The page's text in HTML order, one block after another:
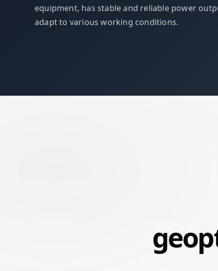
equipment, has stable and reliable power
adapt to various working conditions.